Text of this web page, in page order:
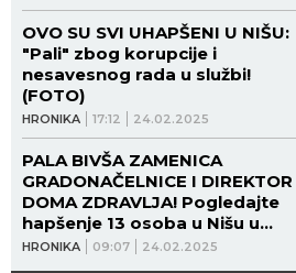
HRONIKA 17:12 24.02.2025
OVO SU SVI UHAPŠENI U NIŠU:
"Pali" zbog korupcije i
nesavesnog rada u službi!
(FOTO)
HRONIKA 09:07 24.02.2025
PALA BIVŠA ZAMENICA
GRADONAČELNICE I DIREKTOR
DOMA ZDRAVLJA! Pogledajte
hapšenje 13 osoba u Nišu u
nastavku akcije borbe protiv